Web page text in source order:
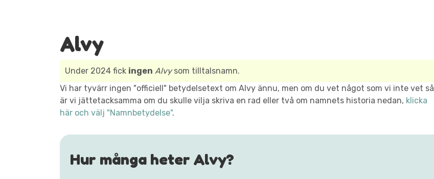
Alvy
Under 2024 fick ingen Alvysom tilltalsnamn.
Vi har tyvärr ingen "officiell" betydelsetext om Alvy ännu, men om du vet något som vi inte vet så
är vi jättetacksamma om du skulle vilja skriva en rad eller två om namnets historia nedan, klicka
här och välj "Namnbetydelse".
Hur många heter Alvy?